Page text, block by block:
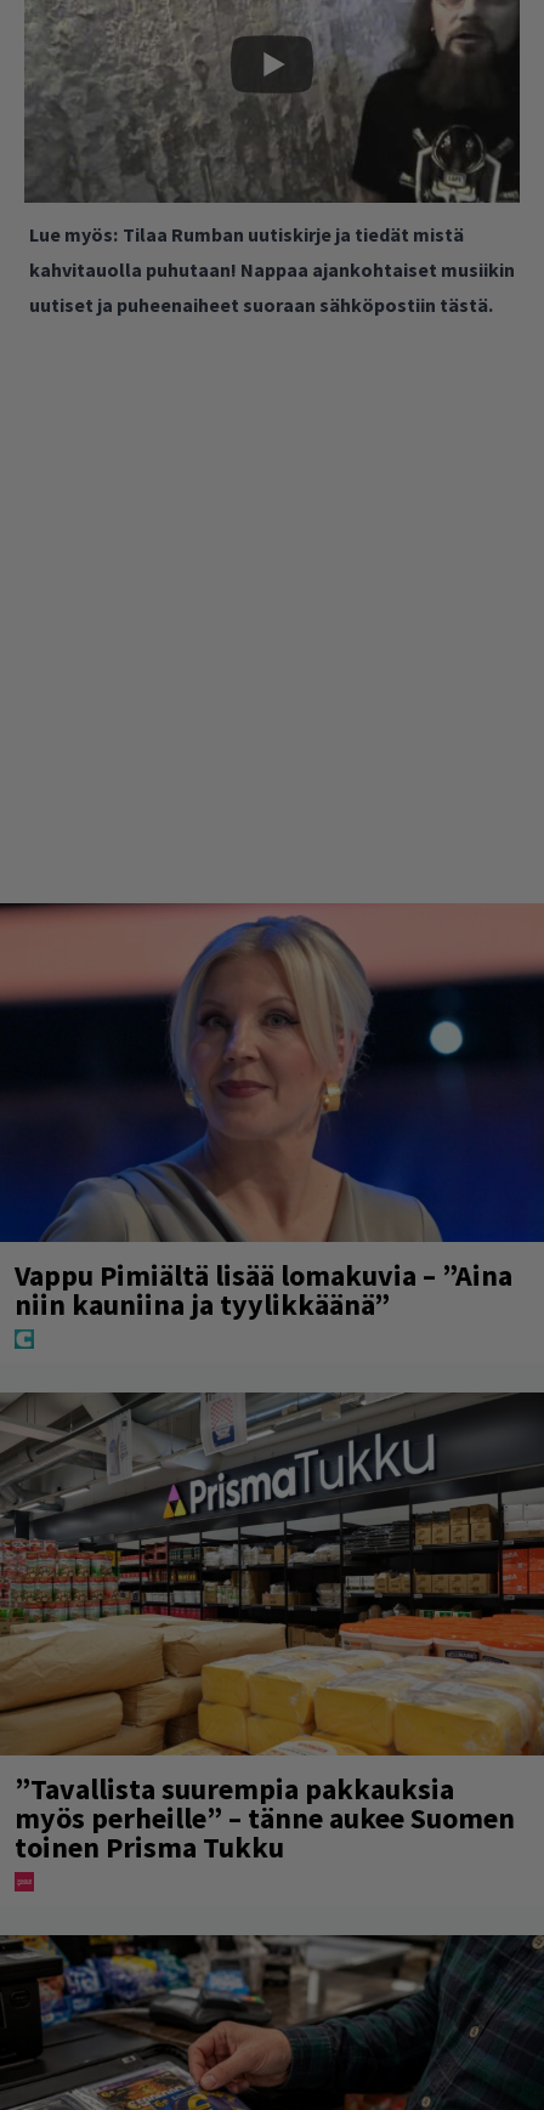
Lue myös: Tilaa Rumban uutiskirje ja tiedät mistä
kahvitauolla puhutaan! Nappaa ajankohtaiset musiikin
uutiset ja puheenaiheet suoraan sähköpostiin tästä.
Vappu Pimiältä lisää lomakuvia – ”Aina
niin kauniina ja tyylikkäänä”
”Tavallista suurempia pakkauksia
myös perheille” – tänne aukee Suomen
toinen Prisma Tukku